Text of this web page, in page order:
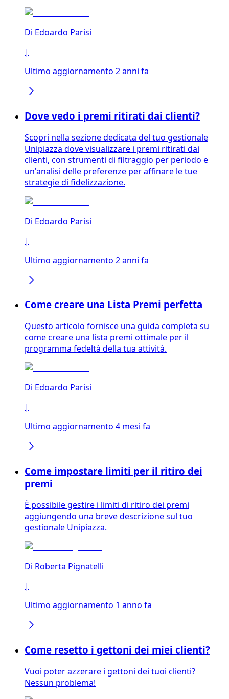
Di Edoardo Parisi
|
Ultimo aggiornamento 2 anni fa
Dove vedo i premi ritirati dai clienti?
Scopri nella sezione dedicata del tuo gestionale
Unipiazza dove visualizzare i premi ritirati dai
clienti, con strumenti di filtraggio per periodo e
un'analisi delle preferenze per affinare le tue
strategie di fidelizzazione.
Di Edoardo Parisi
|
Ultimo aggiornamento 2 anni fa
Come creare una Lista Premi perfetta
Questo articolo fornisce una guida completa su
come creare una lista premi ottimale per il
programma fedeltà della tua attività.
Di Edoardo Parisi
|
Ultimo aggiornamento 4 mesi fa
Come impostare limiti per il ritiro dei
premi
È possibile gestire i limiti di ritiro dei premi
aggiungendo una breve descrizione sul tuo
gestionale Unipiazza.
Di Roberta Pignatelli
|
Ultimo aggiornamento 1 anno fa
Come resetto i gettoni dei miei clienti?
Vuoi poter azzerare i gettoni dei tuoi clienti?
Nessun problema!